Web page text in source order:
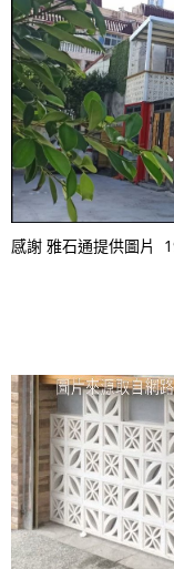
感謝 雅石通提供圖片